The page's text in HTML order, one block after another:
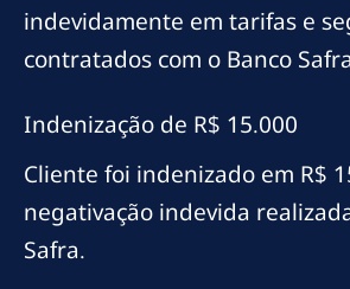
indevidamente em tarifas e
contratados com o Banco
Indenização de R$ 15.000
Cliente foi indenizado em R$
negativação indevida
Safra.